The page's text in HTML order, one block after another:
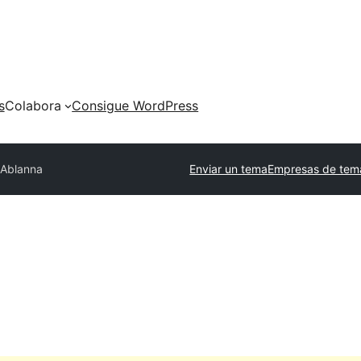
Colabora
Consigue WordPress
Ablanna Enviar un temaEmpresas de